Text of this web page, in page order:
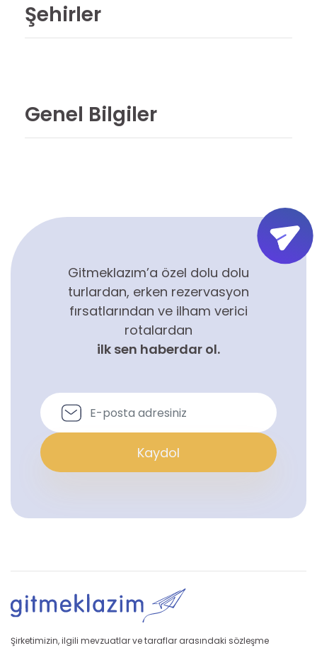
Şehirler
Genel Bilgiler
Gitmeklazım’a özel dolu dolu
turlardan, erken rezervasyon
fırsatlarından ve ilham verici
rotalardan
ilk sen haberdar ol.
Kaydol
Şirketimizin, ilgili mevzuatlar ve taraflar arasındaki sözleşme